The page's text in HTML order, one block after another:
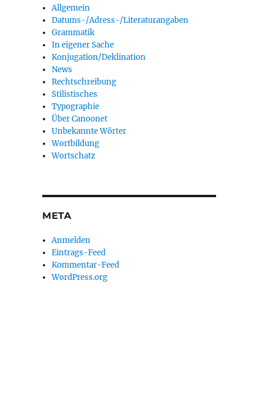
Allgemein
Datums-/Adress-/Literaturangaben
Grammatik
In eigener Sache
Konjugation/Deklination
News
Rechtschreibung
Stilistisches
Typographie
Über Canoonet
Unbekannte Wörter
Wortbildung
Wortschatz
META
Anmelden
Eintrags-Feed
Kommentar-Feed
WordPress.org